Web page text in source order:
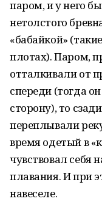
паром, и у него
нетолстого
«бабайкой»
плотах). Паром,
отталкивали от
спереди (тогда
сторону), то
переплывали
время одетый в
чувствовал себя
плавания. И при
навеселе.